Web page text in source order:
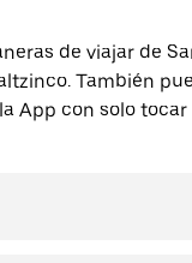
de viajar de
También
App con solo